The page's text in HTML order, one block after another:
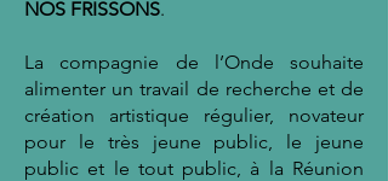
NOS FRISSONS.
La compagnie de l’Onde souhaite
alimenter un travail de recherche et de
création artistique régulier, novateur
pour le très jeune public, le jeune
public et le tout public, à la Réunion